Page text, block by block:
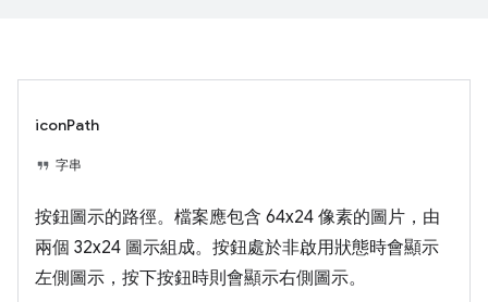
iconPath
字串
按鈕圖示的路徑。檔案應包含 64x24 像素的圖片，由
兩個 32x24 圖示組成。按鈕處於非啟用狀態時會顯示
左側圖示，按下按鈕時則會顯示右側圖示。